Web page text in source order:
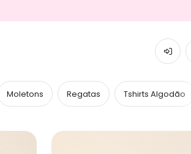
Moletons Regatas Tshirts Algodão